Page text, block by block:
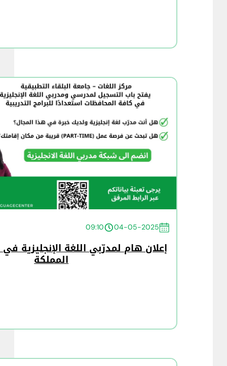
04-05-2025
09:10
إعلان هام لمدرّبي اللغة الإنجليزية
المملكة